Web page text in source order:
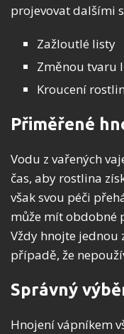
projevovat dalšími
Zažloutlé listy
Změnou tvaru
Kroucení
Přiměřené
Vodu z vařených
čas, aby rostlina
však svou péči
může mít obdobné
Vždy hnojte jednou
případě, že
Správný
Hnojení vápníkem